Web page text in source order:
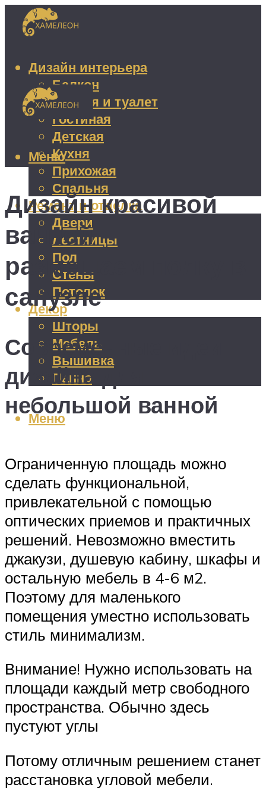
Дизайн интерьера
Балкон
Ванная и туалет
Гостиная
Детская
Кухня
Прихожая
Спальня
Ремонт и отделка
Двери
Лестницы
Пол
Стены
Потолок
Декор
Шторы
Мебель
Вышивка
Панно
Меню
Меню
Дизайн красивой
ванной —
размещаем полку в
санузле
Современные идеи
дизайна для
небольшой ванной
Ограниченную площадь можно
сделать функциональной,
привлекательной с помощью
оптических приемов и практичных
решений. Невозможно вместить
джакузи, душевую кабину, шкафы и
остальную мебель в 4-6 м2.
Поэтому для маленького
помещения уместно использовать
стиль минимализм.
Внимание! Нужно использовать на
площади каждый метр свободного
пространства. Обычно здесь
пустуют углы
Потому отличным решением станет
расстановка угловой мебели.